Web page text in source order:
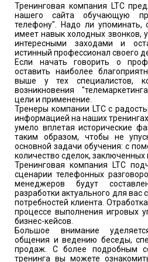
Тренинговая компания LTC
нашего сайта обучающую
телефону". Надо ли упоминать,
имеет навык холодных звонков,
интересными заходами и
истинный профессионал своего
Если начать говорить о
оставить наиболее
выше у тех специалистов,
возникновения
цели и применение.
Тренеры компании LTC с
информацией на наших
умело вплетая исторические
таким образом, чтобы не
основной задачи обучения: с
количество сделок, заключенных
Тренинговая компания LTC
сценарии телефонных
менеджеров будут
разработки актуального для
потребностей клиента.
процессе выполнения игровых
бизнес-кейсов.
Большое внимание
общения и ведению беседы,
продаж. С более подробным
тренинга вы можете